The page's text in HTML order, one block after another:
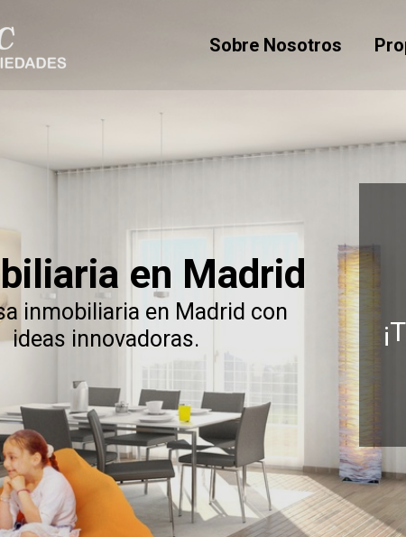
Sobre Nosotros
en Madrid
inmobiliaria en Madrid con
ideas innovadoras.